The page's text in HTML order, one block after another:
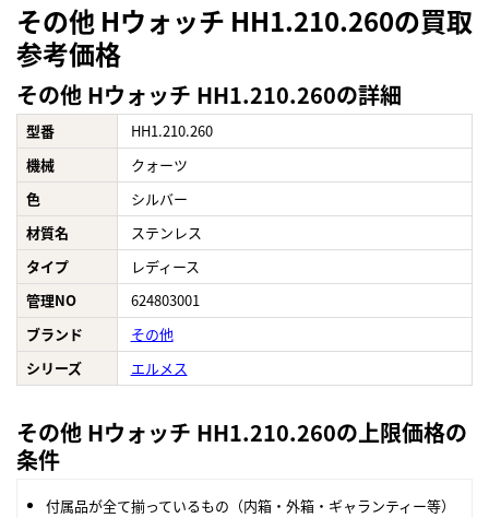
その他 Hウォッチ HH1.210.260の買取
参考価格
その他 Hウォッチ HH1.210.260の詳細
型番
HH1.210.260
機械
クォーツ
色
シルバー
材質名
ステンレス
タイプ
レディース
管理NO
624803001
ブランド
その他
シリーズ
エルメス
その他 Hウォッチ HH1.210.260の上限価格の
条件
付属品が全て揃っているもの（内箱・外箱・ギャランティー等）